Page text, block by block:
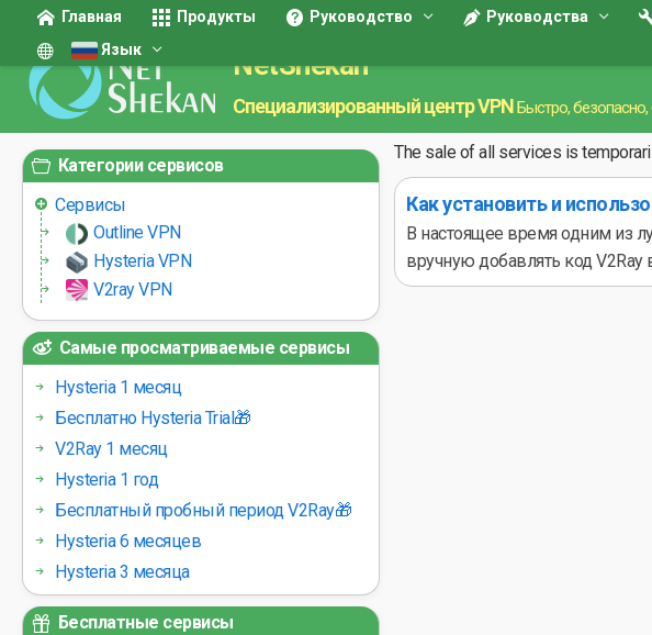
Главная Продукты Руководство Руководства
Язык
NetShekan
Специализированный центр VPNБыстро, безопасно,
The sale of all services is
Как установить и
В настоящее время одним из
вручную добавлять код
Категории сервисов
Сервисы
Outline VPN
Hysteria VPN
V2ray VPN
Самые просматриваемые сервисы
Hysteria 1 месяц
Бесплатно Hysteria Trial🎁
V2Ray 1 месяц
Hysteria 1 год
Бесплатный пробный период V2Ray🎁
Hysteria 6 месяцев
Hysteria 3 месяца
Бесплатные сервисы